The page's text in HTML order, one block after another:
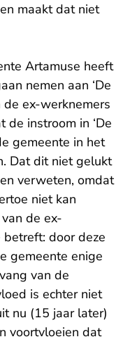
maakt dat niet
Artamuse heeft
nemen aan ‘De
de ex-werknemers
instroom in ‘De
gemeente in het
Dat dit niet gelukt
verweten, omdat
niet kan
de ex-
door deze
gemeente enige
van de
is echter niet
nu (15 jaar later)
voortvloeien dat